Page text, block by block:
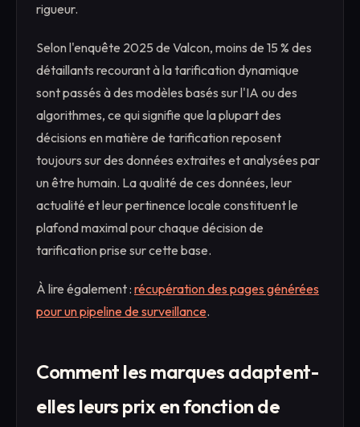
rigueur.
Selon l'enquête 2025 de Valcon, moins de 15 % des
détaillants recourant à la tarification dynamique
sont passés à des modèles basés sur l'IA ou des
algorithmes, ce qui signifie que la plupart des
décisions en matière de tarification reposent
toujours sur des données extraites et analysées par
un être humain. La qualité de ces données, leur
actualité et leur pertinence locale constituent le
plafond maximal pour chaque décision de
tarification prise sur cette base.
À lire également : récupération des pages générées
pour un pipeline de surveillance.
Comment les marques adaptent-
elles leurs prix en fonction de